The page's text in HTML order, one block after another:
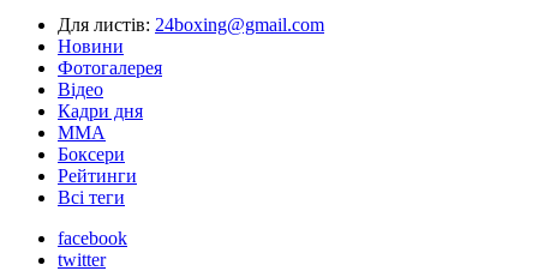
Для листів: 24boxing@gmail.com
Новини
Фотогалерея
Відео
Кадри дня
ММА
Боксери
Рейтинги
Всі теги
facebook
twitter